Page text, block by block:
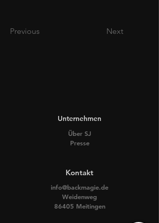
Previous Next
Unternehmen
Über SJ
Presse
Kontakt
info@backmagie.de
Weidenweg
86405 Meitingen